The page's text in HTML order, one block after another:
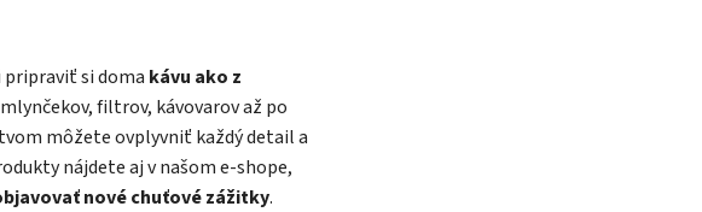
pripraviť si doma kávu ako z
filtrov, kávovarov až po
môžete ovplyvniť každý detail a
nájdete aj v našom e-shope,
nové chuťové zážitky.
Barista — poradca Caffeitaliano
Poradím s výberom kávy aj kompatibilitou